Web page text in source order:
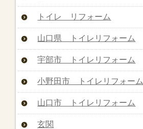
トイレ リフォーム
山口県 トイレリフォーム
宇部市 トイレリフォーム
小野田市 トイレリフォーム
山口市 トイレリフォーム
玄関